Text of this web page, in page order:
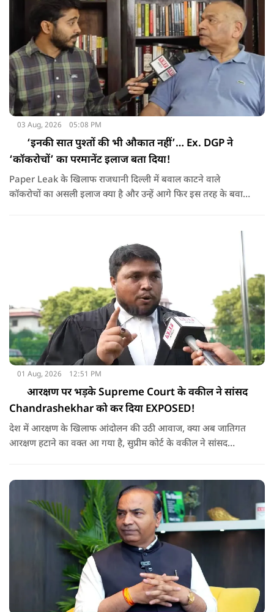
03 Aug, 2026 05:08 PM
‘इनकी सात पुश्तों की भी औकात नहीं’… Ex. DGP ने
‘कॉकरोचों’ का परमानेंट इलाज बता दिया!
Paper Leak के खिलाफ राजधानी दिल्ली में बवाल काटने वाले
कॉकरोचों का असली इलाज क्या है और उन्हें आगे फिर इस तरह के बवाल
01 Aug, 2026 12:51 PM
आरक्षण पर भड़के Supreme Court के वकील ने सांसद
Chandrashekhar को कर दिया EXPOSED!
देश में आरक्षण के खिलाफ आंदोलन की उठी आवाज, क्या अब जातिगत
आरक्षण हटाने का वक्त आ गया है, सुप्रीम कोर्ट के वकील ने सांसद